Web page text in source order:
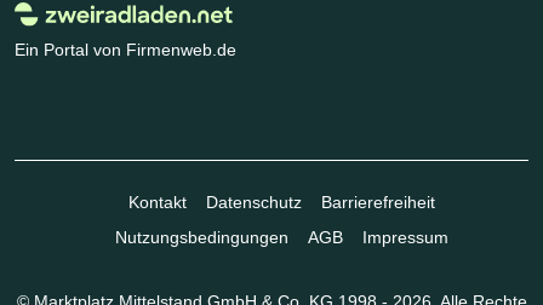
Ein Portal von Firmenweb.de
Kontakt Datenschutz
Barrierefreiheit
Nutzungsbedingungen
AGB Impressum
© Marktplatz Mittelstand GmbH & Co. KG 1998 - 2026. Alle Rechte